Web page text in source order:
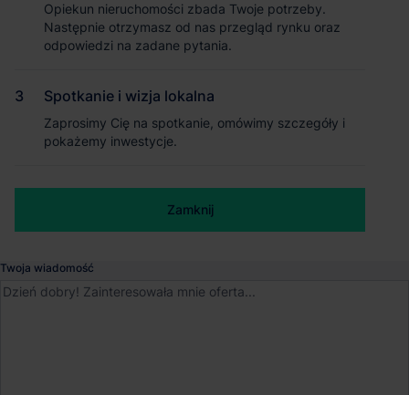
Magazyn Panattoni Park Kołbaskowo
Kołbaskowo , Zachodnio-pomorskie
Dostępność
Opiekun nieruchomości zbada Twoje potrzeby.
Następnie otrzymasz od nas przegląd rynku oraz
odpowiedzi na zadane pytania.
Spotkanie i wizja lokalna
Zaprosimy Cię na spotkanie, omówimy szczegóły i
pokażemy inwestycje.
Zamknij
Nazwa firmy
Email służbowy
Twoja wiadomość
Opiekun nieruchomości zbada Twoje potrzeby.
Następnie otrzymasz od nas przegląd rynku oraz
odpowiedzi na zadane pytania.
Spotkanie i wizja lokalna
Zaprosimy Cię na spotkanie, omówimy szczegóły i
pokażemy inwestycje.
Zamknij